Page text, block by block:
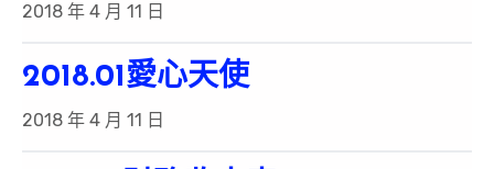
2018 年 4 月 11 日
2018.01愛心天使
2018 年 4 月 11 日